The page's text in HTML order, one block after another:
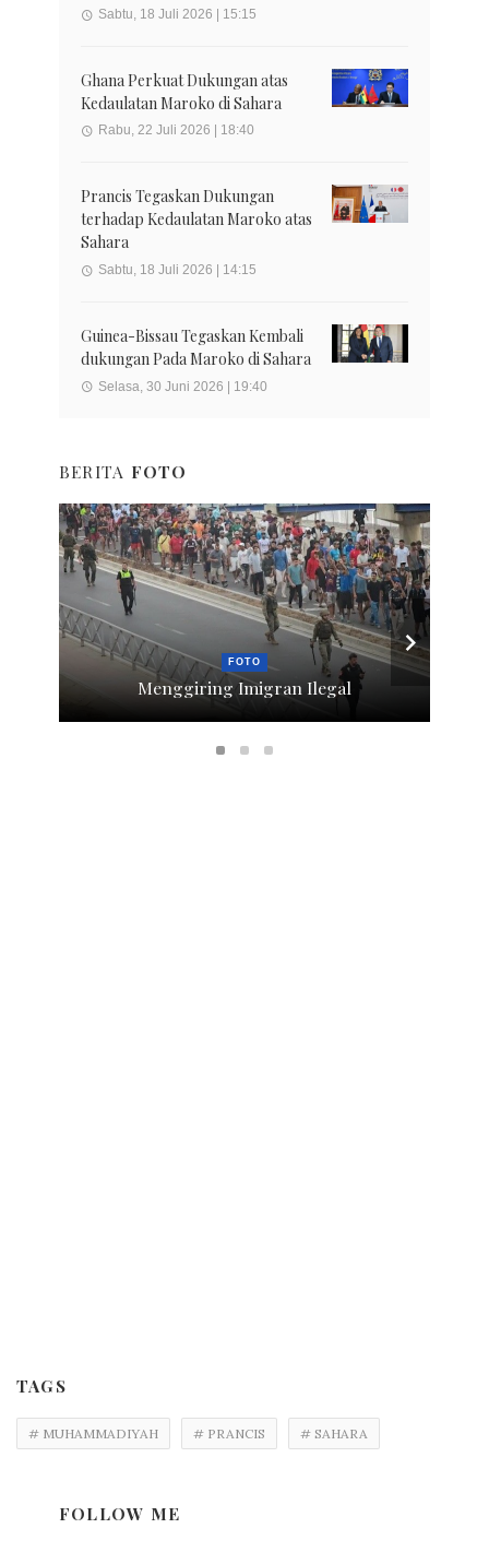
Sabtu, 18 Juli 2026 | 15:15
Ghana Perkuat Dukungan atas
Kedaulatan Maroko di Sahara
Rabu, 22 Juli 2026 | 18:40
Prancis Tegaskan Dukungan
terhadap Kedaulatan Maroko atas
Sahara
Sabtu, 18 Juli 2026 | 14:15
Guinea-Bissau Tegaskan Kembali
dukungan Pada Maroko di Sahara
Selasa, 30 Juni 2026 | 19:40
BERITA FOTO
FOTO
Menggiring Imigran Ilegal
TAGS
# MUHAMMADIYAH # PRANCIS # SAHARA
FOLLOW ME